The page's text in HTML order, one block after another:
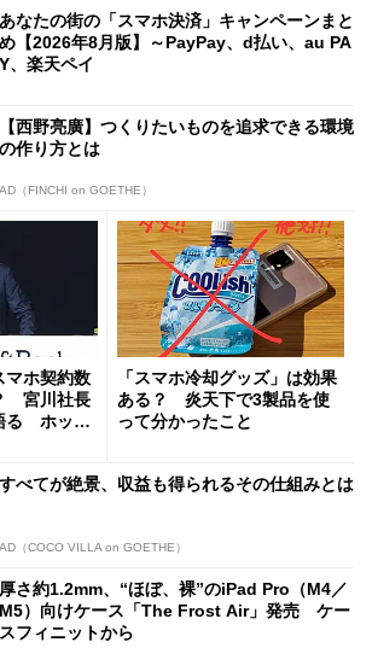
あなたの街の「スマホ決済」キャンペーンまと
め【2026年8月版】～PayPay、d払い、au PA
Y、楽天ペイ
【西野亮廣】つくりたいものを追求できる環境
の作り方とは
AD（FINCHI on GOETHE）
マホ契約数
宮川社長
る ホッピ
「スマホ冷却グッズ」は効果
ある？ 炎天下で3製品を使
って分かったこと
すべてが絶景、収益も得られるその仕組みとは
AD（COCO VILLA on GOETHE）
厚さ約1.2mm、“ほぼ、裸”のiPad Pro（M4／
M5）向けケース「The Frost Air」発売 ケー
スフィニットから